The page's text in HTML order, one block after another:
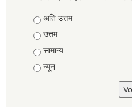
Choices
अति उत्तम
उत्तम
सामान्य
न्यून